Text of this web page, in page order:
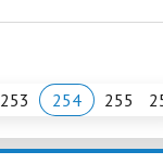
253 254 255